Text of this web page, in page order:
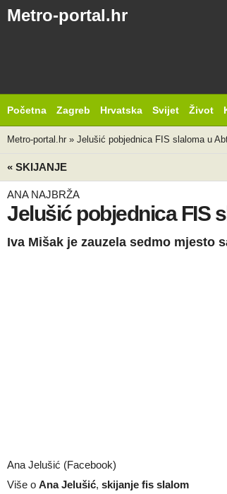
Metro-portal.hr
Početna Zagreb Hrvatska Svijet Život
Metro-portal.hr » Jelušić pobjednica FIS slaloma u
« SKIJANJE
ANA NAJBRŽA
Jelušić pobjednica FIS
Iva Mišak je zauzela sedmo mjesto
Ana Jelušić (Facebook)
Više o Ana Jelušić, skijanje fis slalom